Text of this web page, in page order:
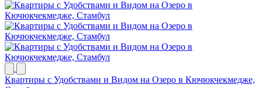
Квартиры с Удобствами и Видом на Озеро в Кючюкчекмедже,